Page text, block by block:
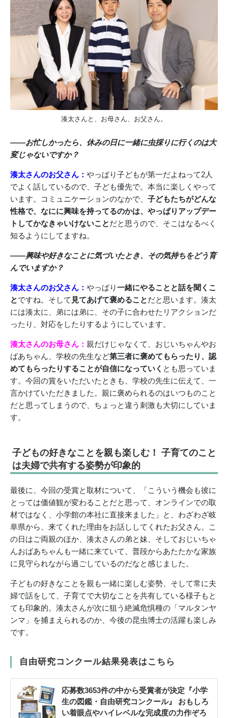
湊太さんと、お母さん、お父さん。
――お忙しかったら、休みの日に一緒に虫採りに行くのは大
変じゃないですか？
湊太さんのお父さん： やっぱり子どもが第一だよねって2人
でよく話しているので、子ども優先で。本当に楽しくやって
います。コミュニケーションのなかで、 子どもたちがどんな
性格で、なにに興味を持ってるのかは、やっぱりアップデー
トしてかなきゃいけないことだと思うので、そこはなるべく
知るようにしてますね。
――興味や好きなことに気づいたとき、その気持ちをどう育
んでいますか？
湊太さんのお父さん： やっぱり一緒にやることと話を聞くこ
とですね。そして 見てあげて褒めることだと思います。湊太
には湊太に、弟には弟に、その子に合わせたリアクションだ
ったり、対応をしたりするようにしています。
湊太さんのお母さん： 親だけじゃなくて、おじいちゃんやお
ばあちゃん、学校の先生など第三者に褒めてもらったり、認
めてもらったりすることが自信になっていく とも思っていま
す。今回の賞をいただいたときも、学校の先生に伝えて、一
言かけていただきました。親に褒められるのはいつものこと
だと思ってしまうので、ちょっと違う刺激も大切にしていま
す。
子どもの好きなことを親も楽しむ！ 子育てのこと
は夫婦で共有する姿勢が印象的
最後に、今回の受賞と取材について、「こういう機会も彼に
とっては価値観が変わることだと思って、オンラインでの取
材ではなく、小学館の本社に直接来ました」と、わざわざ岐
阜県から、来てくれた理由をお話ししてくれたお父さん。こ
の日はご両親のほか、湊太さんの弟と妹、そしておじいちゃ
んおばあちゃんも一緒に来ていて、普段からあたたかな家族
に見守られながら過ごしているのだなと感じました。
子どもの好きなことを親も一緒に楽しむ姿勢、そして常に夫
婦で話をして、子育てで大切なことを共有している様子もと
ても印象的。湊太さんが次に狙う絶滅危惧種の「マルタンヤ
ンマ」を捕まえられるのか、今後の昆虫博士の活躍も楽しみ
です。
自由研究コンクール結果発表はこちら
応募数3653件の中から受賞者が決定『小学
生の図鑑・自由研究コンクール』 おもしろ
い着眼点やハイレベルな完成度の力作ぞろ